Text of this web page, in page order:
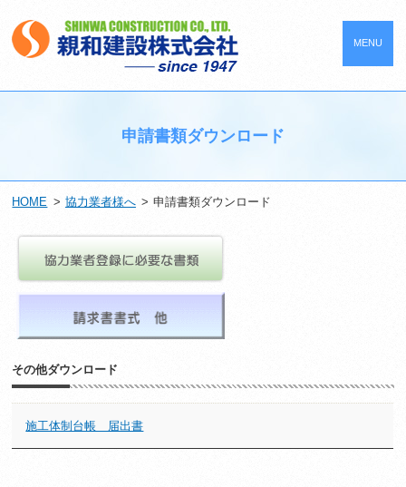
MENU
申請書類ダウンロード
HOME 協力業者様へ 申請書類ダウンロード
その他ダウンロード
施工体制台帳 届出書